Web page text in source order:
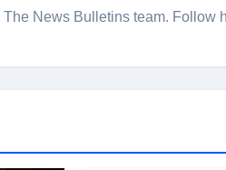
News Bulletins team. Follow